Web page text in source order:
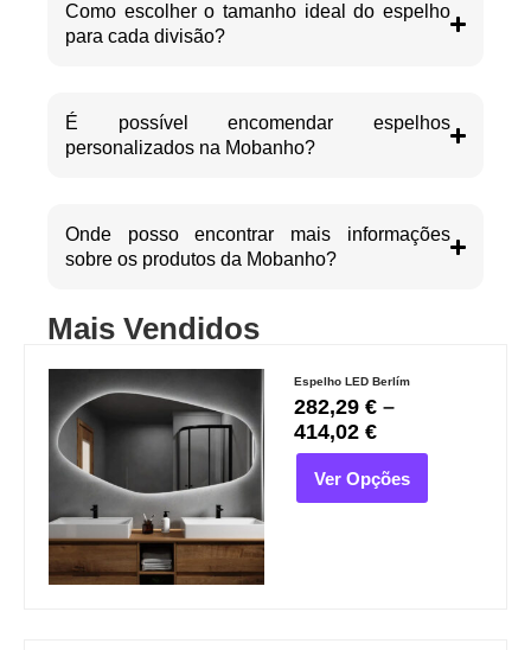
Mais Vendidos
Espelho LED Berlím
282,29 € –
414,02 €
Ver Opções
Como escolher o tamanho ideal do espelho
para cada divisão?
É possível encomendar espelhos
personalizados na Mobanho?
Onde posso encontrar mais informações
sobre os produtos da Mobanho?